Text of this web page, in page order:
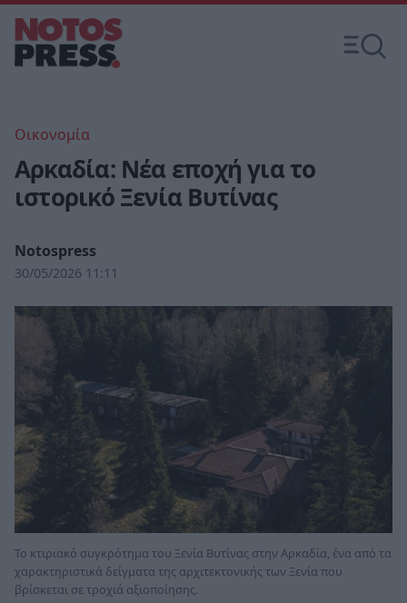
Οικονομία
Αρκαδία: Νέα εποχή για το
ιστορικό Ξενία Βυτίνας
Notospress
30/05/2026 11:11
Το κτιριακό συγκρότημα του Ξενία Βυτίνας στην Αρκαδία, ένα από τα
χαρακτηριστικά δείγματα της αρχιτεκτονικής των Ξενία που
βρίσκεται σε τροχιά αξιοποίησης.